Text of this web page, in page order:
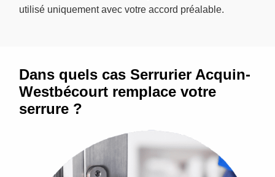
utilisé uniquement avec votre accord préalable.
Dans quels cas Serrurier Acquin-
Westbécourt remplace votre
serrure ?